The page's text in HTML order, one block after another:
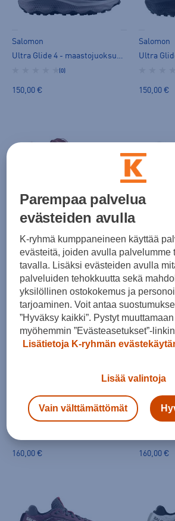
Salomon
Ultra Glide 4 - maastojuoksukengät
(0)
150,00 €
Salomon
150,00 €
Salomon
(0)
199,00 €
Norm. hinta:240€
30pv alin hinta: 199€
160,00 €
Salomon
Aero Glide 4 M - juoksukengät
160,00 €
Salomon
Aero
160,00 €
Parempaa palvelua
evästeiden avulla
K-ryhmä kumppaneineen käyttää
evästeitä, joiden avulla palvelumme
tavalla. Lisäksi evästeiden avulla
palveluiden tehokkuutta sekä
yksilöllinen ostokokemus ja
tarjoaminen. Voit antaa
”Hyväksy kaikki”. Pystyt
myöhemmin ”Evästeasetukset”-
Lisätietoja K-ryhmän
Lisää valintoja
Vain välttämättömät